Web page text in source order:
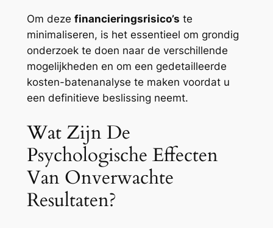
Om deze financieringsrisico’s te
minimaliseren, is het essentieel om grondig
onderzoek te doen naar de verschillende
mogelijkheden en om een gedetailleerde
kosten-batenanalyse te maken voordat u
een definitieve beslissing neemt.
Wat Zijn De
Psychologische Effecten
Van Onverwachte
Resultaten?